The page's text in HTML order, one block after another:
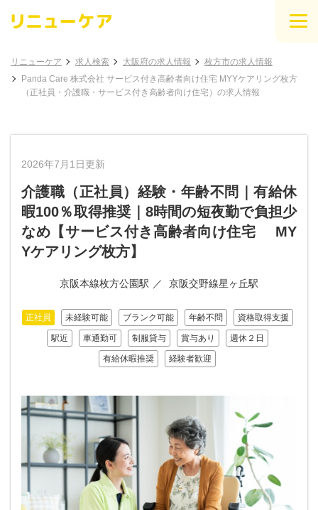
リニューケア 求人検索 大阪府の求人情報
枚方市の求人情報
Panda Care 株式会社 サービス付き高齢者向け住宅 MYYケアリング枚方
（正社員・介護職・サービス付き高齢者向け住宅）の求人情報
2026年7月1日更新
介護職（正社員）経験・年齢不問｜有給休
暇100％取得推奨｜8時間の短夜勤で負担少
なめ【サービス付き高齢者向け住宅 MY
Yケアリング枚方】
京阪本線枚方公園駅 京阪交野線星ヶ丘駅
正社員 未経験可能 ブランク可能 年齢不問 資格取得支援
駅近 車通勤可 制服貸与 賞与あり 週休２日
有給休暇推奨 経験者歓迎